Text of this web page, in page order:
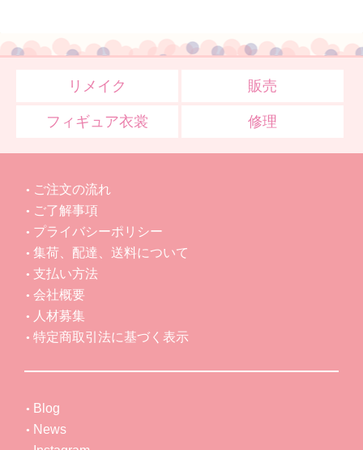
リメイク 販売
フィギュア衣裳 修理
ご注文の流れ
ご了解事項
プライバシーポリシー
集荷、配達、送料について
支払い方法
会社概要
人材募集
特定商取引法に基づく表示
Blog
News